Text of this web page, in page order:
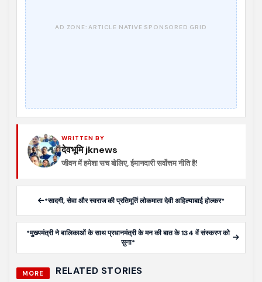
WRITTEN BY
देवभूमि jknews
जीवन में हमेशा सच बोलिए, ईमानदारी सर्वोत्तम नीति है!
*सादगी, सेवा और स्वराज की प्रतिमूर्ति लोकमाता देवी अहिल्याबाई होल्कर*
*मुख्यमंत्री ने बालिकाओं के साथ प्रधानमंत्री के मन की बात के 134 वें संस्करण को
सुना*
MORE RELATED STORIES